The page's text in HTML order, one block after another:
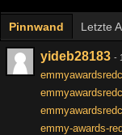
Pinnwand Letzte
yideb28183 -
emmy-awards-